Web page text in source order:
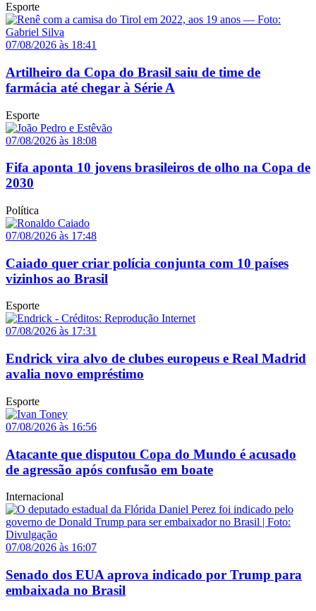
Esporte
07/08/2026 às 18:41
Artilheiro da Copa do Brasil saiu de time de
farmácia até chegar à Série A
Esporte
07/08/2026 às 18:08
Fifa aponta 10 jovens brasileiros de olho na Copa de
2030
Política
07/08/2026 às 17:48
Caiado quer criar polícia conjunta com 10 países
vizinhos ao Brasil
Esporte
07/08/2026 às 17:31
Endrick vira alvo de clubes europeus e Real Madrid
avalia novo empréstimo
Esporte
07/08/2026 às 16:56
Atacante que disputou Copa do Mundo é acusado
de agressão após confusão em boate
Internacional
07/08/2026 às 16:07
Senado dos EUA aprova indicado por Trump para
embaixada no Brasil